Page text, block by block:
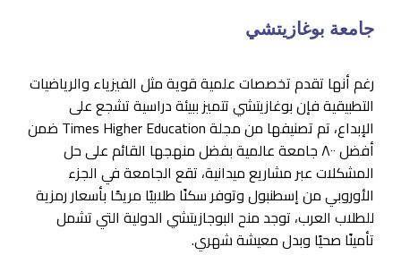
جامعة بوغازيتشي
رغم أنها تقدم تخصصات علمية قوية مثل الفيزياء والرياضيات
التطبيقية فإن بوغازيتشي تتميز ببيئة دراسية تشجع على
الإبداع، تم تصنيفها من مجلة Times Higher Education ضمن
أفضل ٨٠٠ جامعة عالمية بفضل منهجها القائم على حل
المشكلات عبر مشاريع ميدانية، تقع الجامعة في الجزء
الأوروبي من إسطنبول وتوفر سكنًا طلابيًا مريحًا بأسعار رمزية
للطلاب العرب، توجد منح البوجازيتشي الدولية التي تشمل
تأمينًا صحيًا وبدل معيشة شهري.